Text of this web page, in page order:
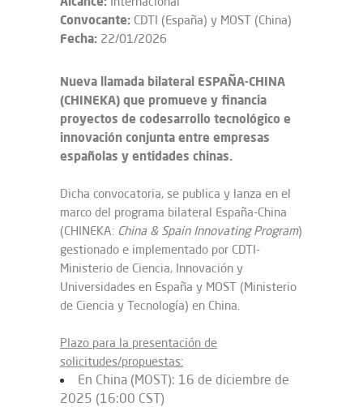
Convocante: CDTI (España) y MOST (China)
Fecha: 22/01/2026
Nueva llamada bilateral ESPAÑA-CHINA
(CHINEKA) que promueve y financia
proyectos de codesarrollo tecnológico e
innovación conjunta entre empresas
españolas y entidades chinas.
Dicha convocatoria, se publica y lanza en el
marco del programa bilateral España-China
(CHINEKA: China & Spain Innovating Program)
gestionado e implementado por CDTI-
Ministerio de Ciencia, Innovación y
Universidades en España y MOST (Ministerio
de Ciencia y Tecnología) en China.
Plazo para la presentación de
solicitudes/propuestas:
En China (MOST): 16 de diciembre de
2025 (16:00 CST)